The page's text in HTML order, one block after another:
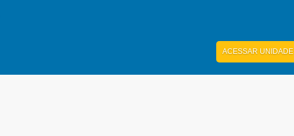
ACESSAR UNIDADE